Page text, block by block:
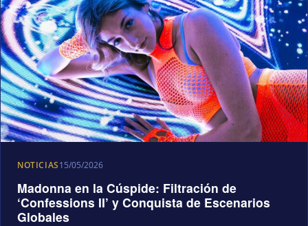
NOTICIAS15/05/2026
Madonna en la Cúspide: Filtración de
‘Confessions II’ y Conquista de Escenarios
Globales